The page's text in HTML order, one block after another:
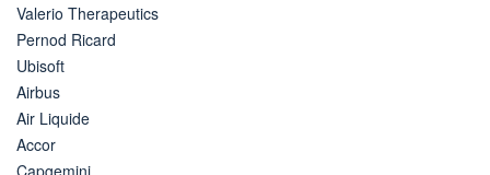
Valerio Therapeutics
Pernod Ricard
Ubisoft
Airbus
Air Liquide
Accor
Capgemini